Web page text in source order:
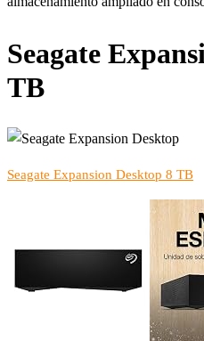
Seagate
TB
Seagate Expansion Desktop 8 TB